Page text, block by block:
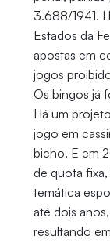
3.688/1941.
Estados da
apostas em
jogos
Os bingos já
Há um
jogo em
bicho. E em
de quota
temática
até dois
resultando